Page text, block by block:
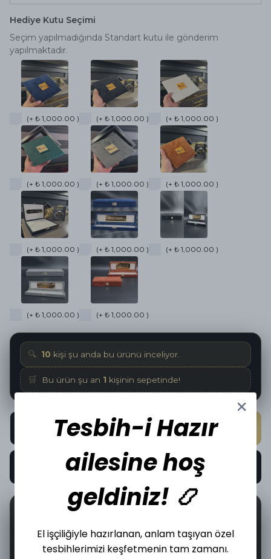
Hediye Kutu Seçimi
Seçim yapılmadığında Standart kutu ile gönderim
yapılmaktadır.
(+ ₺ 1,000.00 ) (+ ₺ 1,000.00 ) (+ ₺ 1,000.00 )
(+ ₺ 1,000.00 ) (+ ₺ 1,000.00 ) (+ ₺ 1,000.00 )
(+ ₺ 1,000.00 ) (+ ₺ 1,000.00 ) (+ ₺ 1,000.00 )
(+ ₺ 1,000.00 ) (+ ₺ 1,000.00 )
🔍 10 kişi şu anda bu ürünü inceliyor.
🛒 Bu ürün şu an 1 kişinin sepetinde!
SEPETE EKLE
HEMEN AL
İncelediğiniz üründen bugün
Tesbih-i Hazır
ailesine hoş
geldiniz! 📿
El işçiliğiyle hazırlanan, anlam taşıyan özel
tesbihlerimizi keşfetmenin tam zamanı.